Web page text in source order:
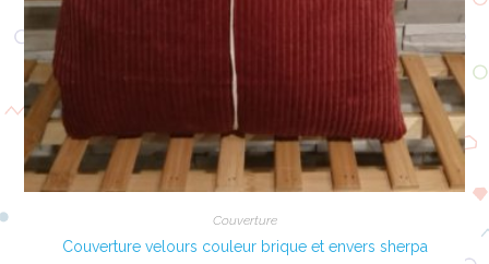
Couverture
Couverture velours couleur brique et envers sherpa